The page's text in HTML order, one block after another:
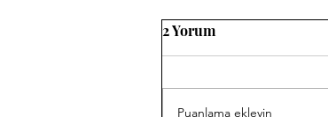
2 Yorum
Puanlama ekleyin